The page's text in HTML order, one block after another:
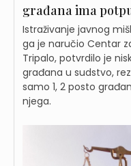
građana ima
Istraživanje javnog
ga je naručio Centar
Tripalo, potvrdilo je
građana u sudstvo,
samo 1, 2 posto
njega.